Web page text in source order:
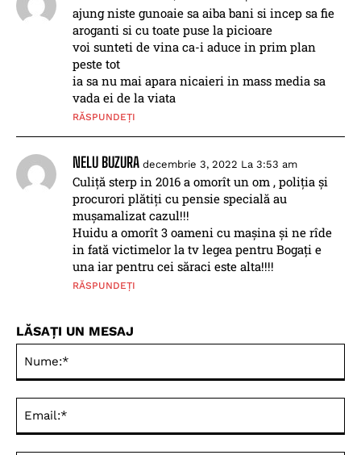
ajung niste gunoaie sa aiba bani si incep sa fie
aroganti si cu toate puse la picioare
voi sunteti de vina ca-i aduce in prim plan
peste tot
ia sa nu mai apara nicaieri in mass media sa
vada ei de la viata
RĂSPUNDEȚI
NELU BUZURA decembrie 3, 2022 La 3:53 am
Culiță sterp in 2016 a omorît un om , poliția și
procurori plătiți cu pensie specială au
mușamalizat cazul!!!
Huidu a omorît 3 oameni cu mașina și ne rîde
in fată victimelor la tv legea pentru Bogați e
una iar pentru cei săraci este alta!!!!
RĂSPUNDEȚI
LĂSAȚI UN MESAJ